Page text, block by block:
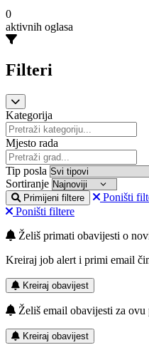
0
aktivnih oglasa
Filteri
Kategorija
Mjesto rada
Tip posla
Sortiranje
Primijeni filtere
Poništi
Poništi filtere
Želiš primati obavijesti o
Kreiraj job alert i primi email
Kreiraj obavijest
Želiš email obavijesti za ovu
Kreiraj obavijest